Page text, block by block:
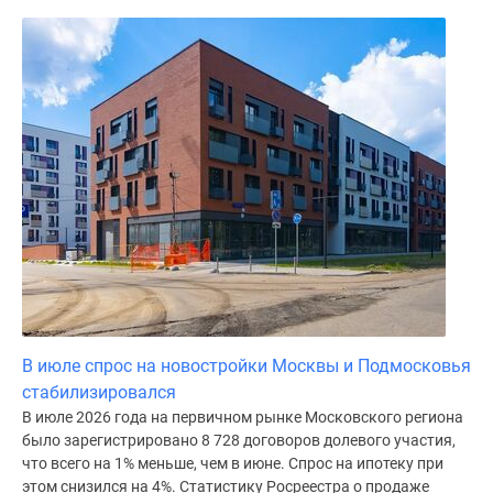
Дома
Коттеджные
поселки
Новой
Москве
Готовые
коттеджные
поселки
Строящиеся
коттеджные
поселки
Коттеджные
поселки
лесу
В июле спрос на новостройки Москвы и Подмосковья
стабилизировался
В июле 2026 года на первичном рынке Московского региона
было зарегистрировано 8 728 договоров долевого участия,
что всего на 1% меньше, чем в июне. Спрос на ипотеку при
этом снизился на 4%. Статистику Росреестра о продаже